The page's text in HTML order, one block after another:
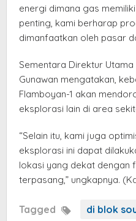
energi dimana gas
penting, kami berharap
dimanfaatkan oleh pasar
Sementara Direktur Utama
Gunawan mengatakan,
Flamboyan-1 akan
eksplorasi lain di area
“Selain itu, kami juga
eksplorasi ini dapat
lokasi yang dekat dengan
terpasang,” ungkapnya.
Tagged di blok